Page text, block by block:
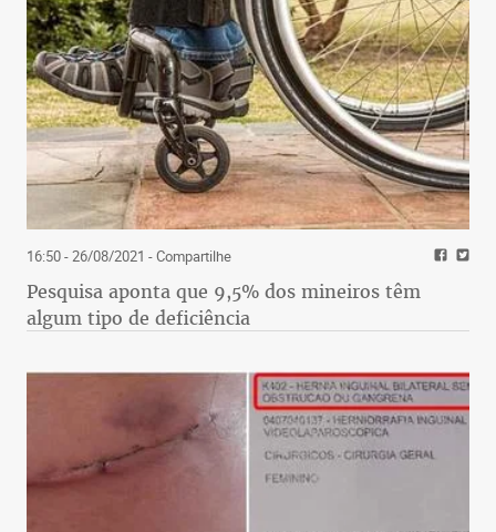
16:50 - 26/08/2021 - Compartilhe
Pesquisa aponta que 9,5% dos mineiros têm
algum tipo de deficiência